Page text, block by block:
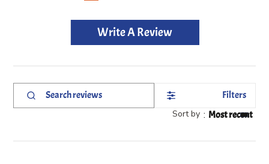
Write A Review
Search
Filters
Sort by : Most recent